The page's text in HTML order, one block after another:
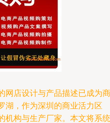
网店设计与产品描述已成为商
湖，作为深圳的商业活力区
机构与生产厂家。本文将系统